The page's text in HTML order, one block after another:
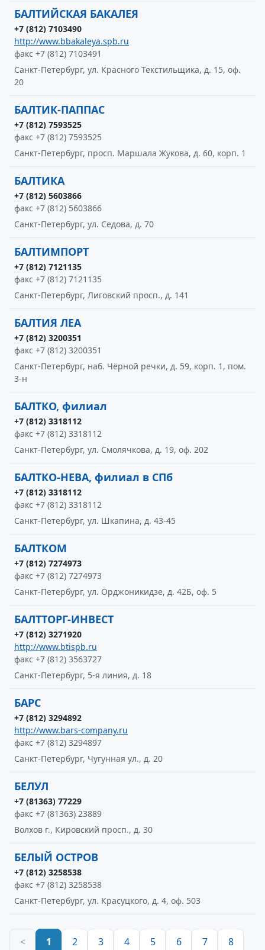
БАЛТИЙСКАЯ БАКАЛЕЯ
+7 (812) 7103490
http://www.bbakaleya.spb.ru
факс +7 (812) 7103491
Санкт-Петербург, ул. Красного Текстильщика, д. 15, оф.
20
БАЛТИК-ПАППАС
+7 (812) 7593525
факс +7 (812) 7593525
Санкт-Петербург, просп. Маршала Жукова, д. 60, корп. 1
БАЛТИКА
+7 (812) 5603866
факс +7 (812) 5603866
Санкт-Петербург, ул. Седова, д. 70
БАЛТИМПОРТ
+7 (812) 7121135
факс +7 (812) 7121135
Санкт-Петербург, Лиговский просп., д. 141
БАЛТИЯ ЛЕА
+7 (812) 3200351
факс +7 (812) 3200351
Санкт-Петербург, наб. Чёрной речки, д. 59, корп. 1, пом.
3-н
БАЛТКО, филиал
+7 (812) 3318112
факс +7 (812) 3318112
Санкт-Петербург, ул. Смолячкова, д. 19, оф. 202
БАЛТКО-НЕВА, филиал в СПб
+7 (812) 3318112
факс +7 (812) 3318112
Санкт-Петербург, ул. Шкапина, д. 43-45
БАЛТКОМ
+7 (812) 7274973
факс +7 (812) 7274973
Санкт-Петербург, ул. Орджоникидзе, д. 42Б, оф. 5
БАЛТТОРГ-ИНВЕСТ
+7 (812) 3271920
http://www.btispb.ru
факс +7 (812) 3563727
Санкт-Петербург, 5-я линия, д. 18
БАРС
+7 (812) 3294892
http://www.bars-company.ru
факс +7 (812) 3294897
Санкт-Петербург, Чугунная ул., д. 20
БЕЛУЛ
+7 (81363) 77229
факс +7 (81363) 23889
Волхов г., Кировский просп., д. 30
БЕЛЫЙ ОСТРОВ
+7 (812) 3258538
факс +7 (812) 3258538
Санкт-Петербург, ул. Красуцкого, д. 4, оф. 503
< 1 2 3 4 5 6 7 8